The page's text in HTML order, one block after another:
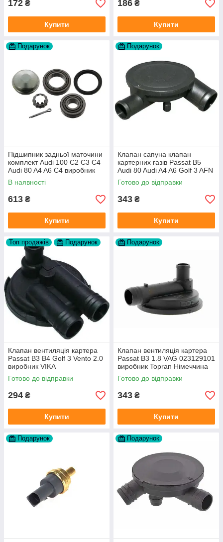
172 ₴
Купити
186 ₴
Купити
Подарунок
Підшипник задньої маточини
комплект Audi 100 C2 C3 C4
Audi 80 A4 A6 C4 виробник
FAG
В наявності
613 ₴
Купити
Подарунок
Клапан сапуна клапан
картерних газів Passat B5
Audi 80 Audi A4 A6 Golf 3 AFN
1Y AAZ 1Z AFF AEY AAZ AHB
AHU
Готово до відправки
343 ₴
Купити
Топ продажів Подарунок
Клапан вентиляція картера
Passat B3 B4 Golf 3 Vento 2.0
виробник VIKA
Готово до відправки
294 ₴
Купити
Подарунок
Клапан вентиляція картера
Passat B3 1.8 VAG 023129101
виробник Topran Німеччина
Готово до відправки
343 ₴
Купити
Подарунок Подарунок